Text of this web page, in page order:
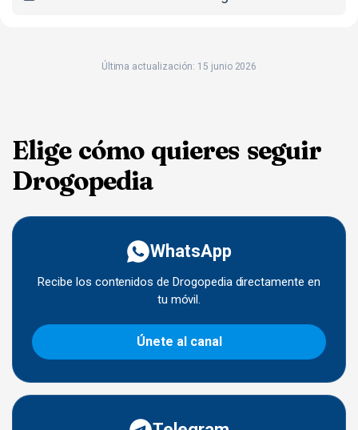
Última actualización: 15 junio 2026
Elige cómo quieres seguir
Drogopedia
WhatsApp
Recibe los contenidos de Drogopedia directamente en
tu móvil.
Únete al canal